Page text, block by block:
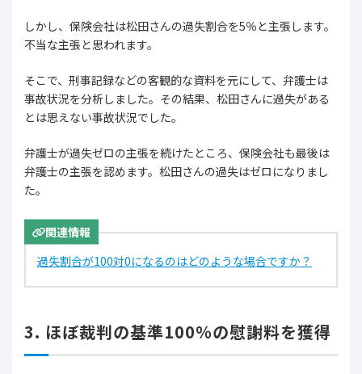
しかし、保険会社は松田さんの過失割合を5％と主張します。
不当な主張と思われます。
そこで、刑事記録などの客観的な資料を元にして、弁護士は
事故状況を分析しました。その結果、松田さんに過失がある
とは思えない事故状況でした。
弁護士が過失ゼロの主張を続けたところ、保険会社も最後は
弁護士の主張を認めます。松田さんの過失はゼロになりまし
た。
関連情報
過失割合が100対0になるのはどのような場合ですか？
3. ほぼ裁判の基準100％の慰謝料を獲得